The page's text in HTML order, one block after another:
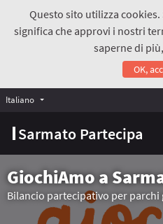
Questo sito utilizza
significa che approvi i nostri
saperne di
OK,
Sarmato Partecipa
Italiano Choose language
GiochiAmo a
Bilancio partecipativo per